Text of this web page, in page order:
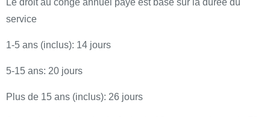
Le droit au congé annuel payé est basé sur la durée du
service
1-5 ans (inclus): 14 jours
5-15 ans: 20 jours
Plus de 15 ans (inclus): 26 jours